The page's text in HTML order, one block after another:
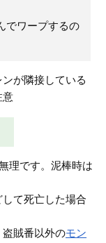
でワープするの
が隣接している
意
理です。泥棒時は
て死亡した場合
賊番以外のモン